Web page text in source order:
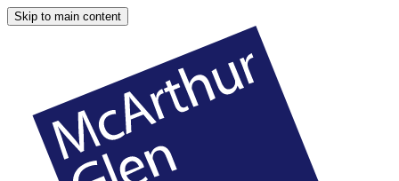
Skip to main content